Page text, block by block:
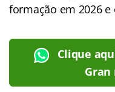
formação em 2026
Clique
Gran